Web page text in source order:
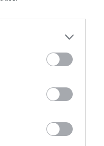
dar prieš
metus
2026-ieji bus
Baltijos regiono
Safronovas,